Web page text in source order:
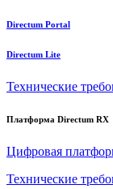
Directum Portal
Directum Lite
Технические
Платформа Directum RX
Цифровая
Технические